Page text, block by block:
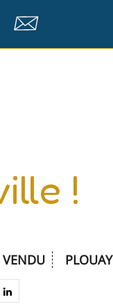
Contact
!
PLOUAY
VENDU